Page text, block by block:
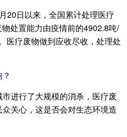
日以来，全国累计处理医疗
处置能力由疫情前的4902.8吨/
医疗废物做到应收尽收，处理处
进行了大规模的消杀，医疗废
关心，这是否会对生态环境造